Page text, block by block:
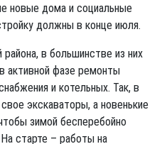
новые дома и социальные
должны в конце июля.
в большинстве из них
активной фазе ремонты
и котельных. Так, в
экскаваторы, а новенькие
зимой бесперебойно
старте – работы на